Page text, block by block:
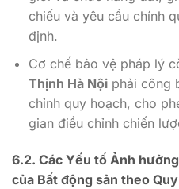
chiếu và yêu cầu chính
định.
Cơ chế bảo vệ pháp lý
Thịnh Hà Nộiphải công
chỉnh quy hoạch, cho
gian điều chỉnh chiến
6.2. Các Yếu tố Ảnh
của Bất động sản theo